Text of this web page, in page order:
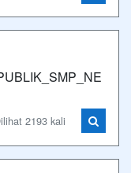
2193 kali